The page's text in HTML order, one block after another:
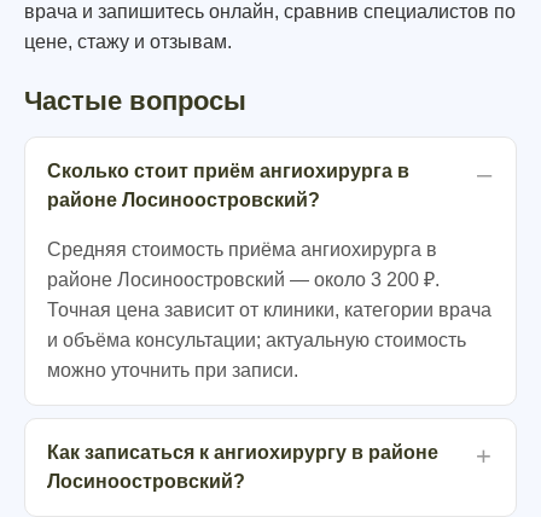
врача и запишитесь онлайн, сравнив специалистов по
цене, стажу и отзывам.
Частые вопросы
Сколько стоит приём ангиохирурга в
районе Лосиноостровский?
Средняя стоимость приёма ангиохирурга в
районе Лосиноостровский — около 3 200 ₽.
Точная цена зависит от клиники, категории врача
и объёма консультации; актуальную стоимость
можно уточнить при записи.
Как записаться к ангиохирургу в районе
Лосиноостровский?